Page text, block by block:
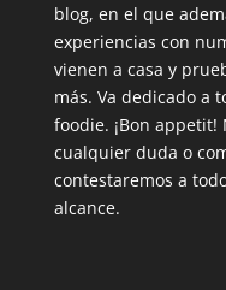
blog, en el que
experiencias con
vienen a casa y
más. Va dedicado a
foodie. ¡Bon
cualquier duda o
contestaremos a
alcance.